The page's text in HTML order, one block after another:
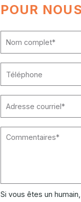
POUR
Si vous êtes un